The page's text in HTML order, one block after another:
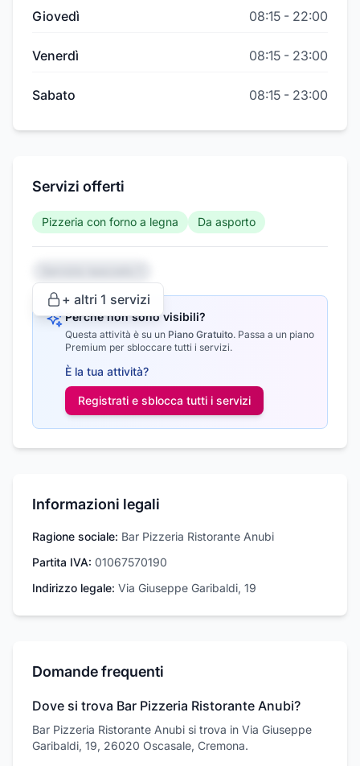
Giovedì 08:15 - 22:00
Venerdì 08:15 - 23:00
Sabato 08:15 - 23:00
Servizi offerti
Pizzeria con forno a legna Da asporto
+ altri 1 servizi
Perché non sono visibili?
Questa attività è su un Piano Gratuito. Passa a un piano
Premium per sbloccare tutti i servizi.
È la tua attività?
Registrati e sblocca tutti i servizi
Informazioni legali
Ragione sociale: Bar Pizzeria Ristorante Anubi
Partita IVA: 01067570190
Indirizzo legale: Via Giuseppe Garibaldi, 19
Domande frequenti
Dove si trova Bar Pizzeria Ristorante Anubi?
Bar Pizzeria Ristorante Anubi si trova in Via Giuseppe
Garibaldi, 19, 26020 Oscasale, Cremona.